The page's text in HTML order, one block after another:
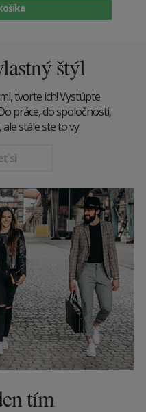
štýl
tvorte ich! Vystúpte
práce, do spoločnosti,
stále ste to vy.
si
tím